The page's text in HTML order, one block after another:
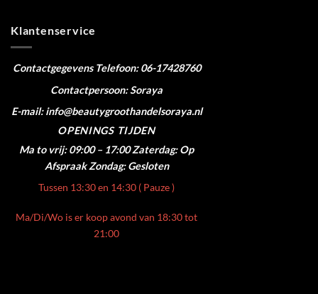
Klantenservice
ContactgegevensTelefoon: 06-17428760
Contactpersoon: Soraya
E-mail: info@beautygroothandelsoraya.nl
OPENINGS TIJDEN
Ma to vrij: 09:00 – 17:00 Zaterdag: Op
Afspraak Zondag: Gesloten
Tussen 13:30 en 14:30 ( Pauze )
Ma/Di/Wo is er koop avond van 18:30 tot
21:00